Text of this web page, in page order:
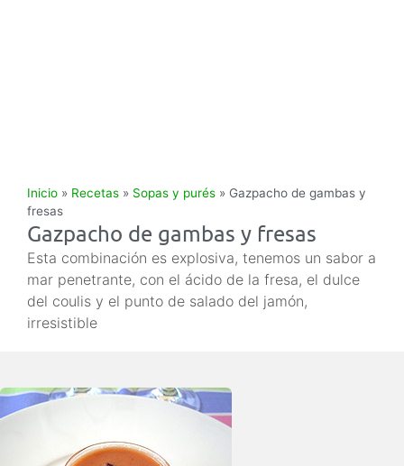
Inicio » Recetas » Sopas y purés » Gazpacho de gambas y
fresas
Gazpacho de gambas y fresas
Esta combinación es explosiva, tenemos un sabor a
mar penetrante, con el ácido de la fresa, el dulce
del coulis y el punto de salado del jamón,
irresistible